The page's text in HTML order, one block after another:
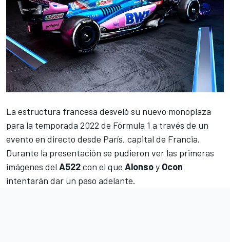
La estructura francesa desveló su nuevo monoplaza
para la temporada 2022 de Fórmula 1 a través de un
evento en directo desde París, capital de Francia.
Durante la presentación se pudieron ver las primeras
imágenes del A522con el que Alonsoy Ocon
intentarán dar un paso adelante.